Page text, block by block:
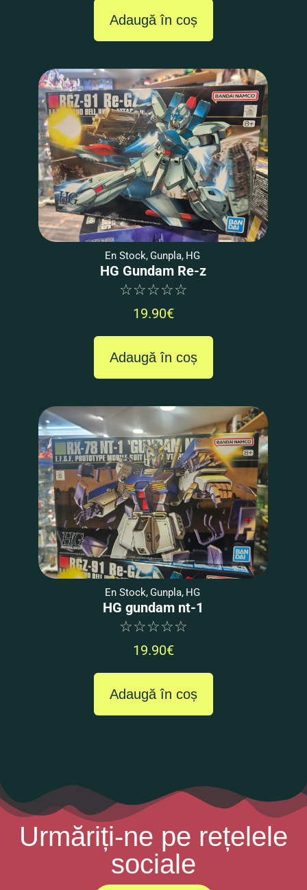
Adaugă în coș
En Stock,Gunpla, HG
HG Gundam Re-z
☆☆☆☆☆
19.90€
Adaugă în coș
En Stock,Gunpla, HG
HG gundam nt-1
☆☆☆☆☆
19.90€
Adaugă în coș
Urmăriți-ne pe rețelele
sociale